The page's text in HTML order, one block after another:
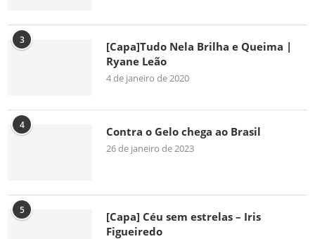
3
[Capa]Tudo Nela Brilha e Queima |
Ryane Leão
4 de janeiro de 2020
4 Contra o Gelo chega ao Brasil
26 de janeiro de 2023
5
[Capa] Céu sem estrelas – Iris
Figueiredo